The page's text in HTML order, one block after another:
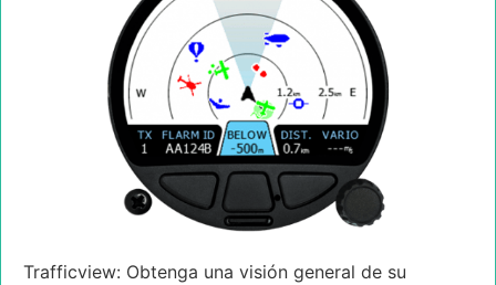
Trafficview: Obtenga una visión general de su